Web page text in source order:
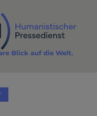
Blick auf die Welt.